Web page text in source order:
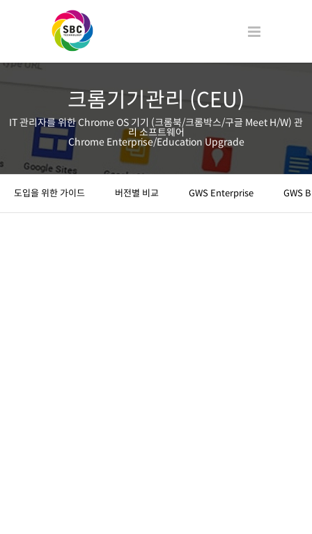
크롬기기관리 (CEU)
IT 관리자를 위한 Chrome OS 기기 (크롬북/크롬박스/구글 Meet H/W) 관
리 소프트웨어
Chrome Enterprise/Education Upgrade
도입을 위한 가이드 버전별 비교 GWS Enterprise GWS